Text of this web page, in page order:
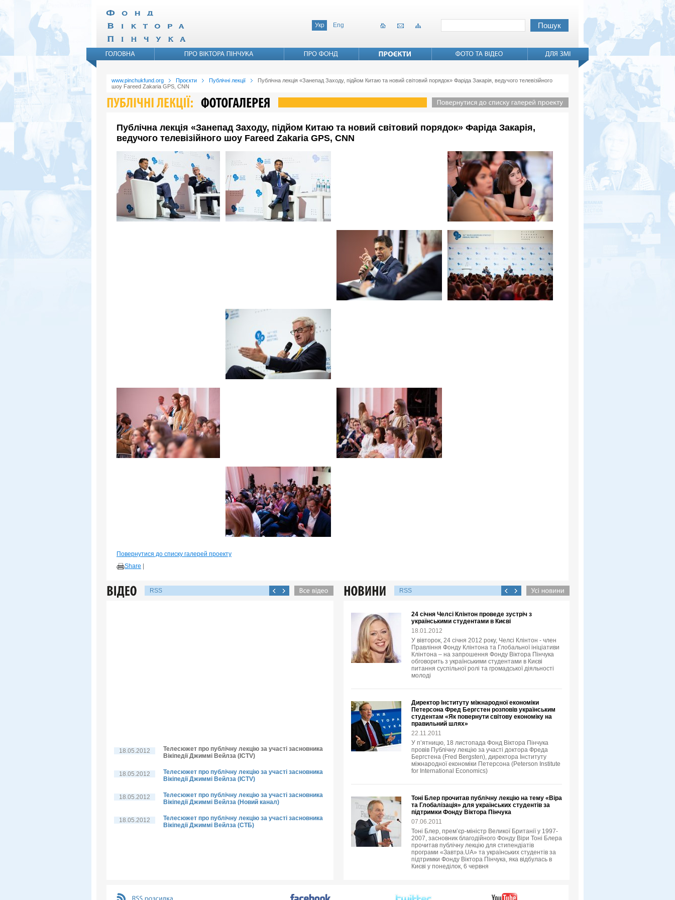
Укр Eng
www.pinchukfund.org Проєкти Публічні лекції
Публічна лекція «Занепад Заходу, підйом Китаю та новий світовий порядок» Фаріда Закарія, ведучого телевізійного
шоу Fareed Zakaria GPS, CNN
Публічна лекція «Занепад Заходу, підйом Китаю та новий світовий порядок» Фаріда Закарія,
ведучого телевізійного шоу Fareed Zakaria GPS, CNN
Повернутися до списку галерей проекту
Share
RSS
18.05.2012
Телесюжет про публічну лекцію за участі засновника
Вікіпедії Джиммі Вейлза (ICTV)
18.05.2012
Телесюжет про публічну лекцію за участі засновника
Вікіпедії Джиммі Вейлза (ICTV)
18.05.2012
Телесюжет про публічну лекцію за участі засновника
Вікіпедії Джиммі Вейлза (Новий канал)
18.05.2012
Телесюжет про публічну лекцію за участі засновника
Вікіпедії Джиммі Вейлза (СТБ)
RSS
24 січня Челсі Клінтон проведе зустріч з
українськими студентами в Києві
18.01.2012
У вівторок, 24 січня 2012 року, Челсі Клінтон - член
Правління Фонду Клінтона та Глобальної ініціативи
Клінтона – на запрошення Фонду Віктора Пінчука
обговорить з українськими студентами в Києві
питання суспільної ролі та громадської діяльності
молоді
Директор Інституту міжнародної економіки
Петерсона Фред Бергстен розповів українським
студентам «Як повернути світову економіку на
правильний шлях»
22.11.2011
У п’ятницю, 18 листопада Фонд Віктора Пінчука
провів Публічну лекцію за участі доктора Фреда
Бергстена (Fred Bergsten), директора Інституту
міжнародної економіки Петерсона (Peterson Institute
for International Economics)
Тоні Блер прочитав публічну лекцію на тему «Віра
та Глобалізація» для українських студентів за
підтримки Фонду Віктора Пінчука
07.06.2011
Тоні Блер, прем’єр-міністр Великої Британії у 1997-
2007, засновник благодійного Фонду Віри Тоні Блера
прочитав публічну лекцію для стипендіатів
програми «Завтра.UA» та українських студентів за
підтримки Фонду Віктора Пінчука, яка відбулась в
Києві у понеділок, 6 червня